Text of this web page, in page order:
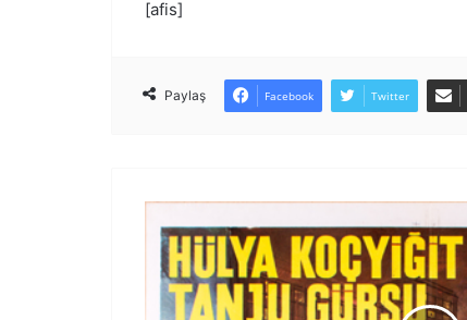
[afis]
Paylaş Facebook Twitter